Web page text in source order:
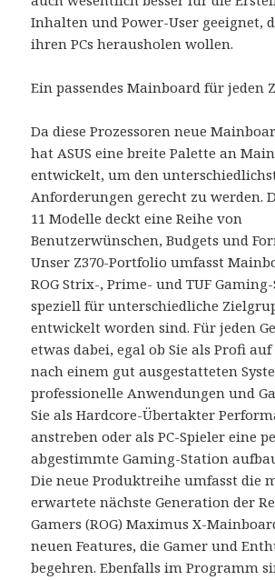
Inhalten und Power-User geeignet,
ihren PCs herausholen wollen.
Ein passendes Mainboard für jeden
Da diese Prozessoren neue
hat ASUS eine breite Palette an
entwickelt, um den
Anforderungen gerecht zu werden.
11 Modelle deckt eine Reihe von
Benutzerwünschen, Budgets und
Unser Z370-Portfolio umfasst
ROG Strix-, Prime- und TUF
speziell für unterschiedliche
entwickelt worden sind. Für jeden
etwas dabei, egal ob Sie als Profi auf
nach einem gut ausgestatteten
professionelle Anwendungen und
Sie als Hardcore-Übertakter
anstreben oder als PC-Spieler eine
abgestimmte Gaming-Station
Die neue Produktreihe umfasst die
erwartete nächste Generation der
Gamers (ROG) Maximus X-
neuen Features, die Gamer und
begehren. Ebenfalls im Programm